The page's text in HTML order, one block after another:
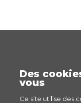
Des
vous
Ce site utilise des